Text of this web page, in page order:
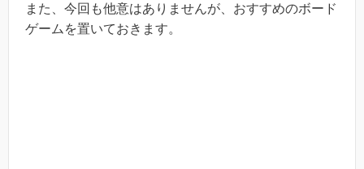
また、今回も他意はありませんが、おすすめのボード
ゲームを置いておきます。